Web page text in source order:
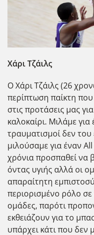
Χάρι Τζάιλς
Ο Χάρι Τζάιλς (26
περίπτωση παίκτη
στις προτάσεις μας
καλοκαίρι. Μιλάμε
τραυματισμοί δεν του
μιλούσαμε για έναν
χρόνια προσπαθεί να
όντας υγιής αλλά οι
απαραίτητη
περιορισμένο ρόλο σε
ομάδες, παρότι
εκθειάζουν για το
υπάρχει κάτι που δεν